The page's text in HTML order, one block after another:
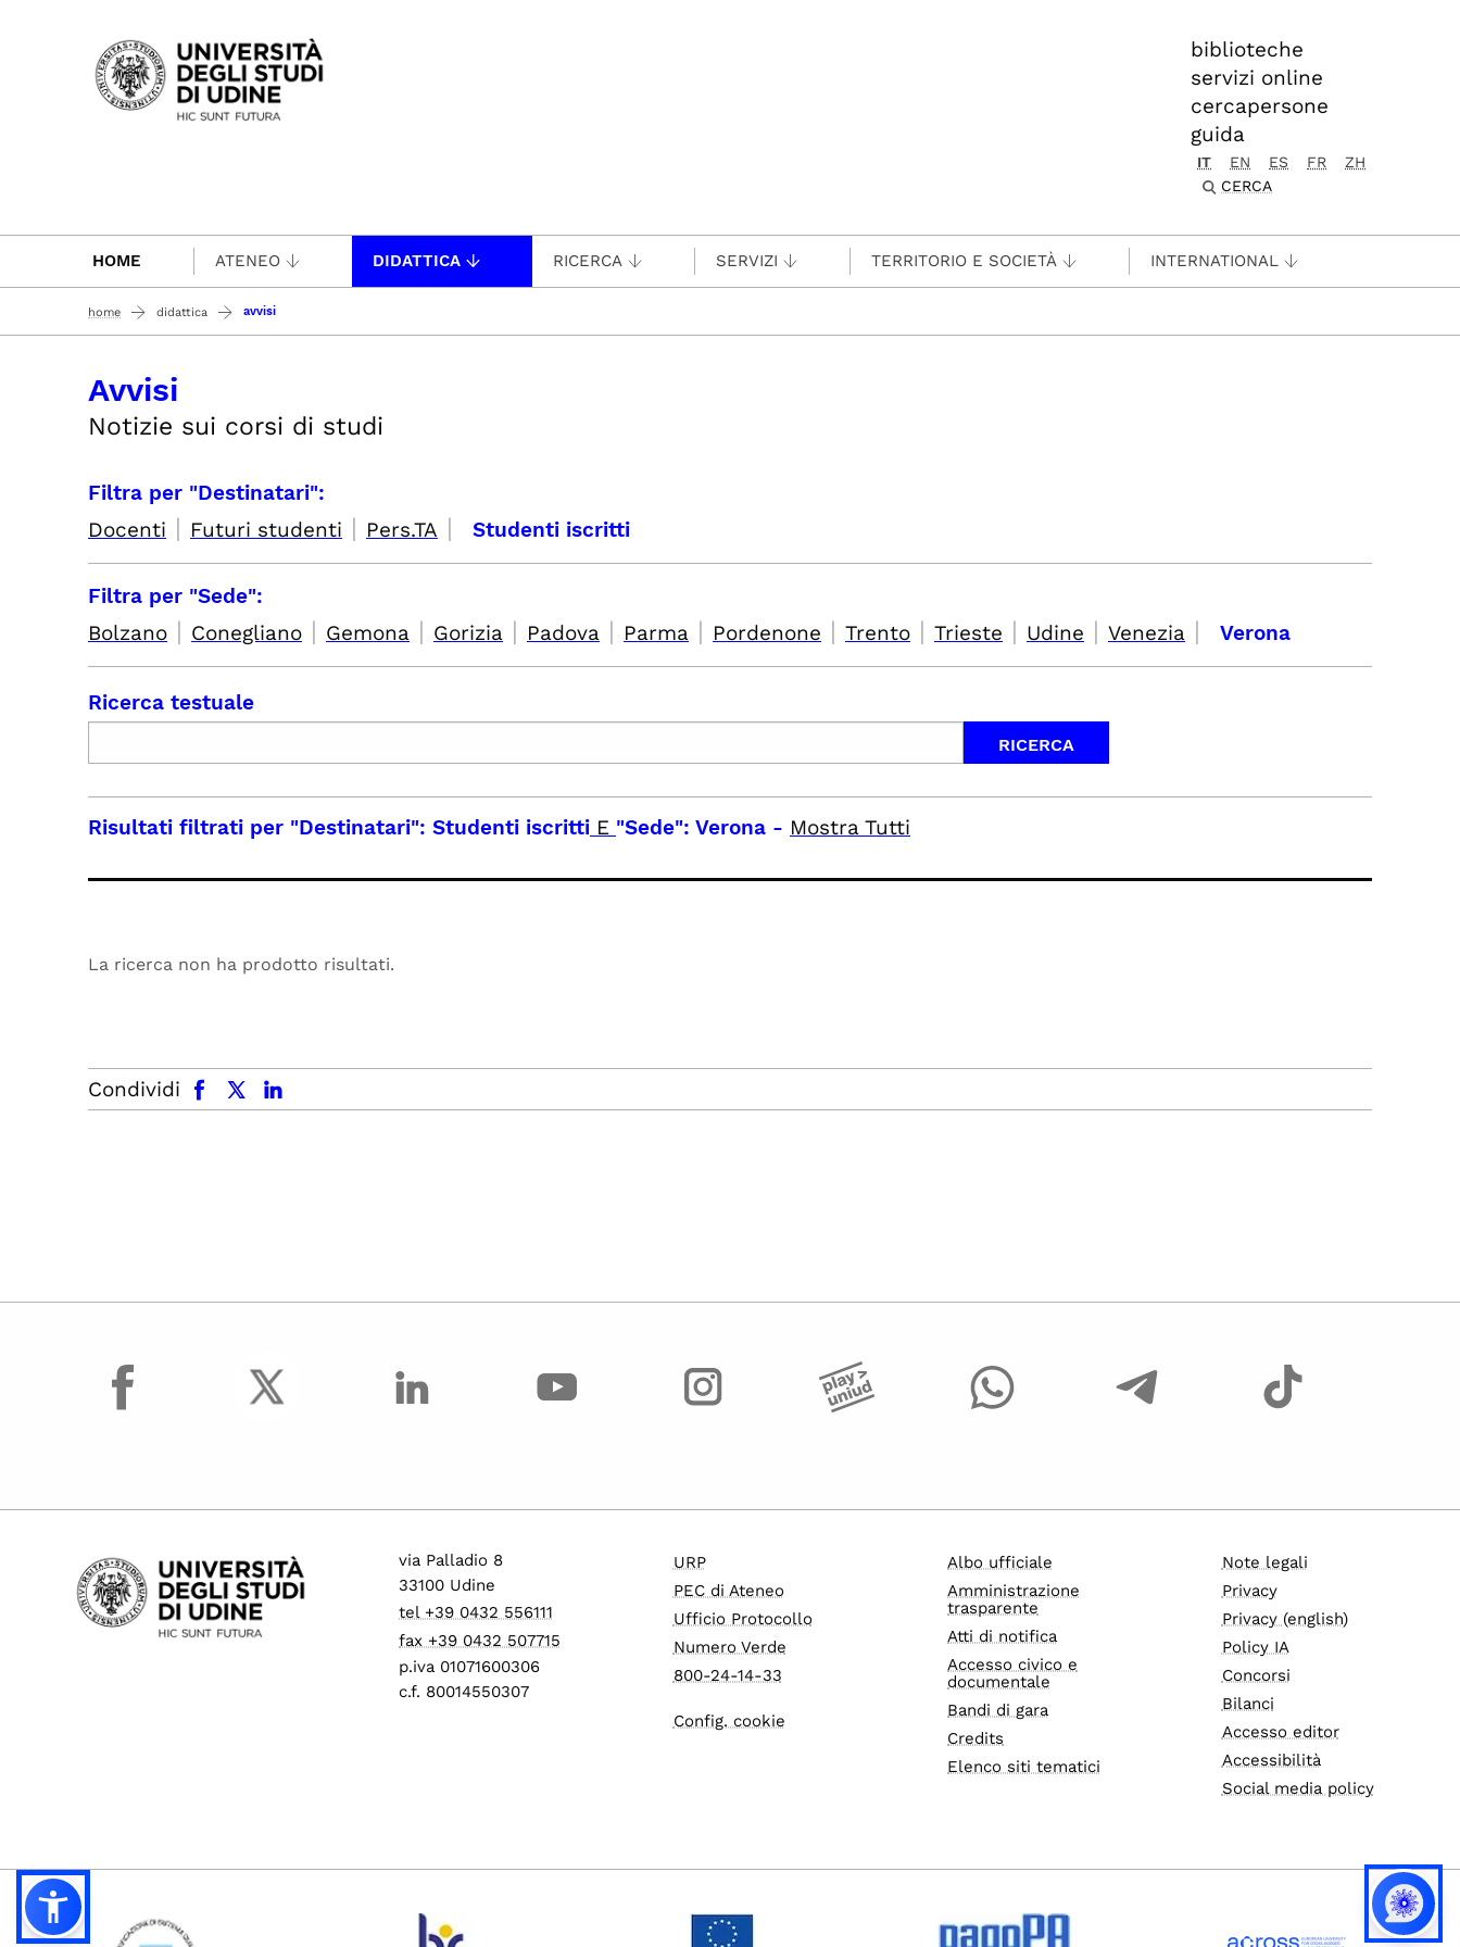
Passa al contenuto principale
biblioteche
servizi online
cercapersone
guida
IT EN ES FR
ZH
CERCA
HOME ATENEO DIDATTICA RICERCA SERVIZI TERRITORIO E SOCIETÀ INTERNATIONAL
home didattica avvisi
Avvisi
Notizie sui corsi di studi
Filtra per "Destinatari":
Docenti | Futuri studenti | Pers.TA | Studenti iscritti
Filtra per "Sede":
Bolzano | Conegliano | Gemona | Gorizia | Padova | Parma | Pordenone | Trento | Trieste | Udine | Venezia | Verona
Ricerca testuale
Risultati filtrati per "Destinatari": Studenti iscritti E "Sede": Verona - Mostra Tutti
La ricerca non ha prodotto risultati.
Condividi
facebook x.com linkedin
facebook
via Palladio 8
33100 Udine
tel +39 0432 556111
fax +39 0432 507715
p.iva 01071600306
c.f. 80014550307
URP
PEC di Ateneo
Ufficio Protocollo
Numero Verde
800-24-14-33
Config. cookie
Albo ufficiale
Amministrazione
trasparente
Atti di notifica
Accesso civico e
documentale
Bandi di gara
Credits
Elenco siti tematici
Note legali
Privacy
Privacy (english)
Policy IA
Concorsi
Bilanci
Accesso editor
Accessibilità
Social media policy